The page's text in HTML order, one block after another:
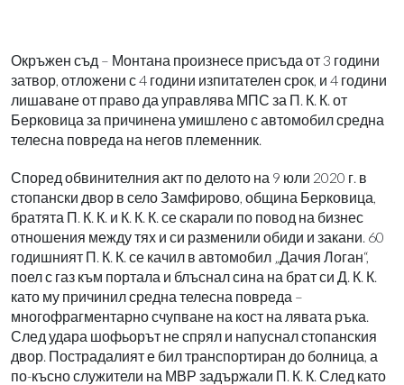
Окръжен съд – Монтана произнесе присъда от 3 години
затвор, отложени с 4 години изпитателен срок, и 4 години
лишаване от право да управлява МПС за П. К. К. от
Берковица за причинена умишлено с автомобил средна
телесна повреда на негов племенник.
Според обвинителния акт по делото на 9 юли 2020 г. в
стопански двор в село Замфирово, община Берковица,
братята П. К. К. и К. К. К. се скарали по повод на бизнес
отношения между тях и си разменили обиди и закани. 60
годишният П. К. К. се качил в автомобил „Дачия Логан“,
поел с газ към портала и блъснал сина на брат си Д. К. К.
като му причинил средна телесна повреда –
многофрагментарно счупване на кост на лявата ръка.
След удара шофьорът не спрял и напуснал стопанския
двор. Пострадалият е бил транспортиран до болница, а
по-късно служители на МВР задържали П. К. К. След като